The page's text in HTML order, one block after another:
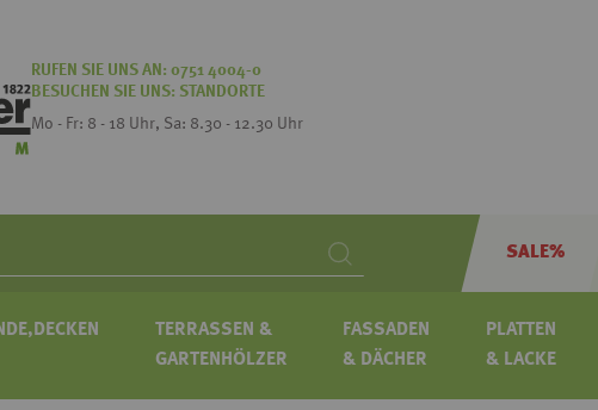
RUFEN SIE UNS AN: 0751 4004-0
BESUCHEN SIE UNS: STANDORTE
Mo - Fr: 8 - 18 Uhr, Sa: 8.30 - 12.30 Uhr
SALE%
TERRASSEN &
GARTENHÖLZER
FASSADEN
& DÄCHER
PLATTEN
& LACKE